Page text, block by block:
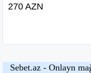
270 AZN